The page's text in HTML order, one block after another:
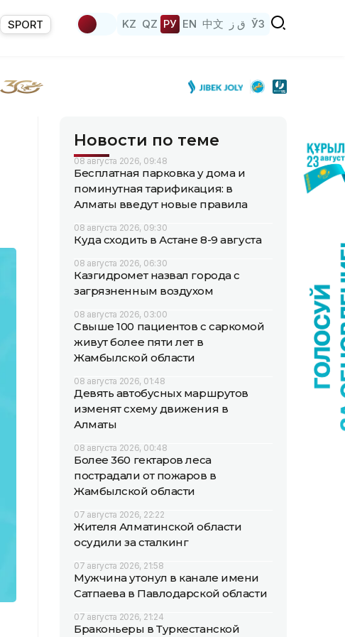
SPORT KZ QZ РУ EN 中文 ق ز ЎЗ
Новости по теме
08 августа 2026, 09:48
Бесплатная парковка у дома и
поминутная тарификация: в
Алматы введут новые правила
08 августа 2026, 09:30
Куда сходить в Астане 8-9 августа
08 августа 2026, 06:30
Казгидромет назвал города с
загрязненным воздухом
08 августа 2026, 03:00
Свыше 100 пациентов с саркомой
живут более пяти лет в
Жамбылской области
08 августа 2026, 01:48
Девять автобусных маршрутов
изменят схему движения в
Алматы
08 августа 2026, 00:48
Более 360 гектаров леса
пострадали от пожаров в
Жамбылской области
07 августа 2026, 22:22
Жителя Алматинской области
осудили за сталкинг
07 августа 2026, 21:58
Мужчина утонул в канале имени
Сатпаева в Павлодарской области
07 августа 2026, 21:24
Браконьеры в Туркестанской